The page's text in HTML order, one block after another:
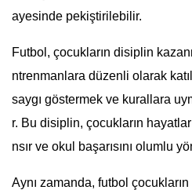
ayesinde pekiştirilebilir.
Futbol, çocukların disiplin
ntrenmanlara düzenli olarak
saygı göstermek ve kurallara
r. Bu disiplin, çocukların
nsır ve okul başarısını olumlu
Aynı zamanda, futbol